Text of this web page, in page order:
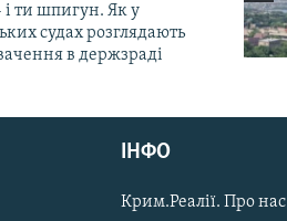
і ти шпигун. Як у
судах розглядають
в держзраді
ІНФО
Крим.Реалії. Про нас